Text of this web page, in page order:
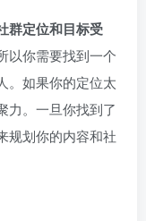
群定位和目标受
以你需要找到一个
。如果你的定位太
力。一旦你找到了
规划你的内容和社